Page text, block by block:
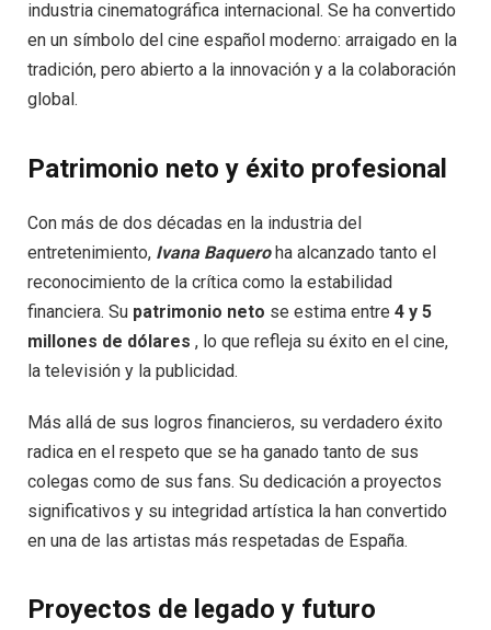
industria cinematográfica internacional. Se ha convertido
en un símbolo del cine español moderno: arraigado en la
tradición, pero abierto a la innovación y a la colaboración
global.
Patrimonio neto y éxito profesional
Con más de dos décadas en la industria del
entretenimiento, Ivana Baqueroha alcanzado tanto el
reconocimiento de la crítica como la estabilidad
financiera. Su patrimonio neto se estima entre 4 y 5
millones de dólares , lo que refleja su éxito en el cine,
la televisión y la publicidad.
Más allá de sus logros financieros, su verdadero éxito
radica en el respeto que se ha ganado tanto de sus
colegas como de sus fans. Su dedicación a proyectos
significativos y su integridad artística la han convertido
en una de las artistas más respetadas de España.
Proyectos de legado y futuro